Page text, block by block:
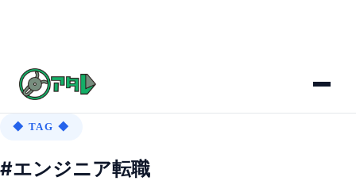
◆ TAG ◆
#エンジニア転職